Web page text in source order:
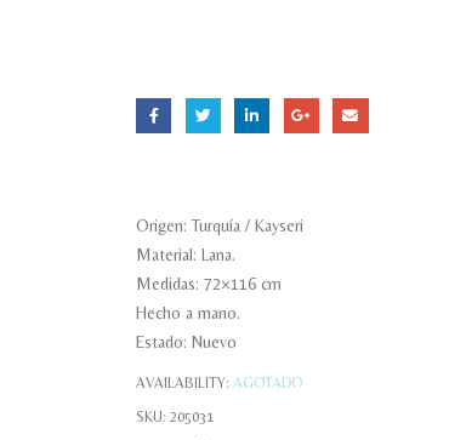
Origen: Turquía / Kayseri
Material: Lana.
Medidas: 72×116 cm
Hecho a mano.
Estado: Nuevo
AVAILABILITY: AGOTADO
SKU: 205031